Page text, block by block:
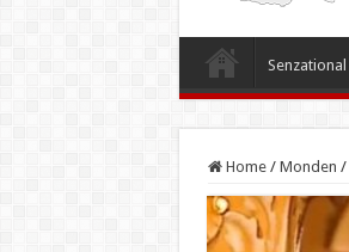
Senzational
Home / Monden /